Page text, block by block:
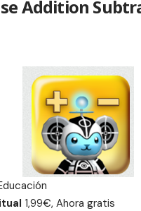
Addition
1,99€, Ahora gratis